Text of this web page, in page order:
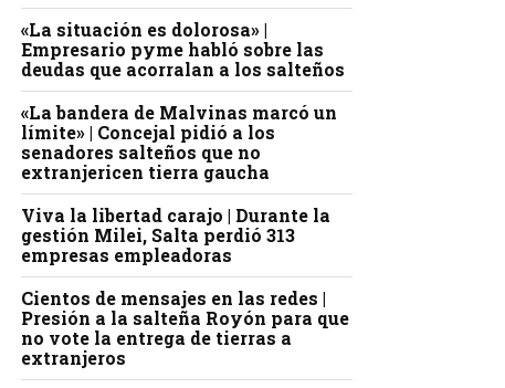
«La situación es dolorosa» |
Empresario pyme habló sobre las
deudas que acorralan a los salteños
«La bandera de Malvinas marcó un
límite» | Concejal pidió a los
senadores salteños que no
extranjericen tierra gaucha
Viva la libertad carajo | Durante la
gestión Milei, Salta perdió 313
empresas empleadoras
Cientos de mensajes en las redes |
Presión a la salteña Royón para que
no vote la entrega de tierras a
extranjeros